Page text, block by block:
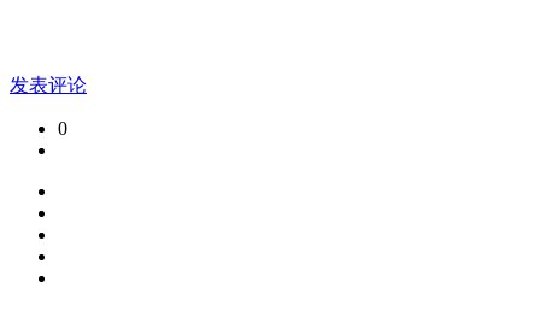
发表评论
0